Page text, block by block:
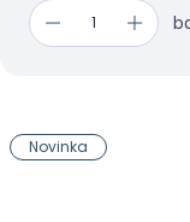
Novinka